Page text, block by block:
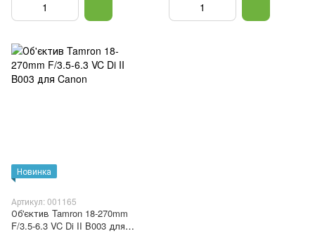
Новинка
Артикул: 001165
Об'єктив Tamron 18-270mm
F/3.5-6.3 VC Di II B003 для